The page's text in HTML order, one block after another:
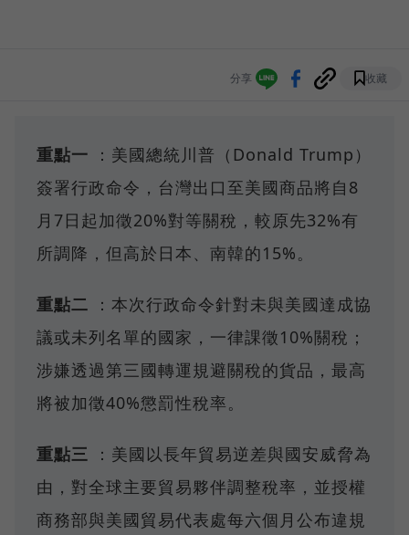
分享 收藏
重點一 ：美國總統川普（Donald Trump）
簽署行政命令，台灣出口至美國商品將自8
月7日起加徵20%對等關稅，較原先32%有
所調降，但高於日本、南韓的15%。
重點二 ：本次行政命令針對未與美國達成協
議或未列名單的國家，一律課徵10%關稅；
涉嫌透過第三國轉運規避關稅的貨品，最高
將被加徵40%懲罰性稅率。
重點三 ：美國以長年貿易逆差與國安威脅為
由，對全球主要貿易夥伴調整稅率，並授權
商務部與美國貿易代表處每六個月公布違規